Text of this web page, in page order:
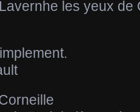
les yeux de